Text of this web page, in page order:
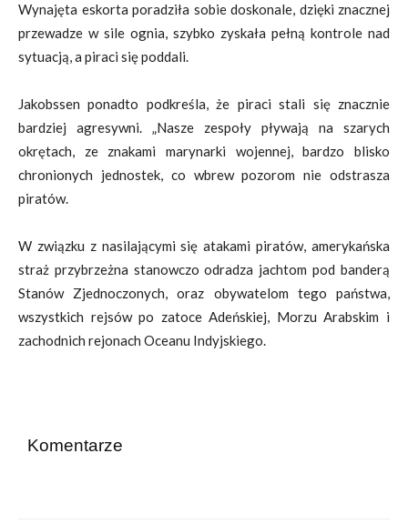
Wynajęta eskorta poradziła sobie doskonale, dzięki znacznej
przewadze w sile ognia, szybko zyskała pełną kontrole nad
sytuacją, a piraci się poddali.
Jakobssen ponadto podkreśla, że piraci stali się znacznie
bardziej agresywni. „Nasze zespoły pływają na szarych
okrętach, ze znakami marynarki wojennej, bardzo blisko
chronionych jednostek, co wbrew pozorom nie odstrasza
piratów.
W związku z nasilającymi się atakami piratów, amerykańska
straż przybrzeżna stanowczo odradza jachtom pod banderą
Stanów Zjednoczonych, oraz obywatelom tego państwa,
wszystkich rejsów po zatoce Adeńskiej, Morzu Arabskim i
zachodnich rejonach Oceanu Indyjskiego.
Komentarze